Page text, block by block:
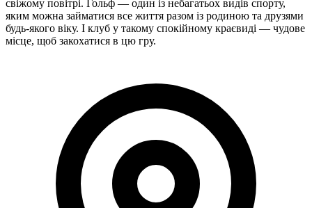
свіжому повітрі. Гольф — один із небагатьох видів спорту,
яким можна займатися все життя разом із родиною та друзями
будь-якого віку. І клуб у такому спокійному краєвиді — чудове
місце, щоб закохатися в цю гру.